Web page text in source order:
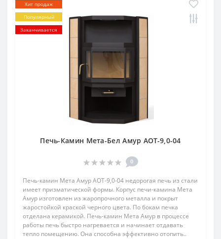
Хит продаж
Популярный
Заканчивается
Печь-Камин Мета-Бел Амур АОТ-9,0-04
0
Печь-камин Мета Амур АОТ-9,0-04 недорогая печь из стали
имеет призматической формы. Корпус печи-камина Мета
Амур изготовлен из жаропрочного металла и покрыт
жаростойкой краской черного цвета. По бокам печка
отделана керамикой. Печь-камин Мета Амур в процессе
работы печь быстро нагревается и начинает отдавать
тепло помещению. Она способна эффективно отопить..